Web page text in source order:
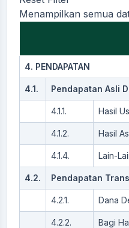
Menampilkan semua
4. PENDAPATAN
4.1. Pendapatan Asli
4.1.1. Hasil
4.1.2. Hasil
4.1.4. Lain-
4.2. Pendapatan
4.2.1. Dana
4.2.2. Bagi